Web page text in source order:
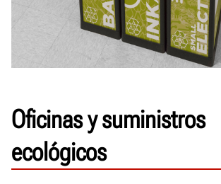
Oficinas y suministros
ecológicos